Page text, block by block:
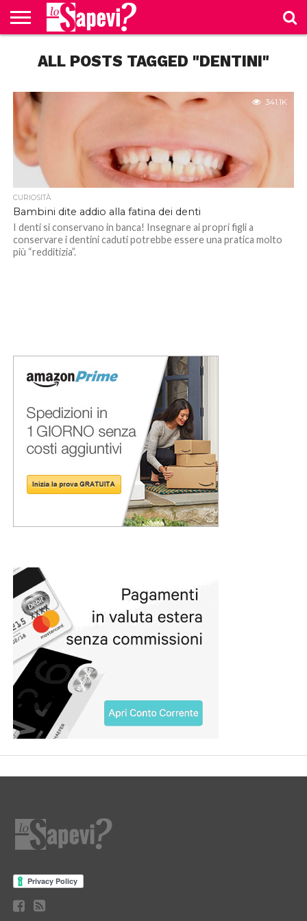
BENESSERE
GOSSIP
PRODOTTI
AMAZON
NEWS
CASA E
CUCINA
ALL POSTS TAGGED "DENTINI"
341.1K
CURIOSITÀ
Bambini dite addio alla fatina dei denti
I denti si conservano in banca! Insegnare ai propri figli a
conservare i dentini caduti potrebbe essere una pratica molto
più “redditizia”.